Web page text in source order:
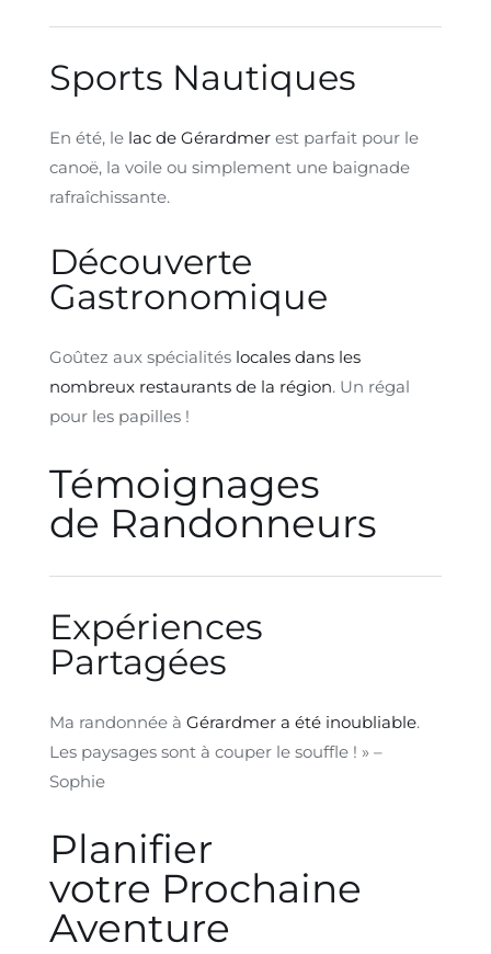
Sports Nautiques
En été, le lac de Gérardmer est parfait pour le
canoë, la voile ou simplement une baignade
rafraîchissante.
Découverte
Gastronomique
Goûtez aux spécialités locales dans les
nombreux restaurants de la région. Un régal
pour les papilles !
Témoignages
de Randonneurs
Expériences
Partagées
Ma randonnée à Gérardmer a été inoubliable.
Les paysages sont à couper le souffle ! » –
Sophie
Planifier
votre Prochaine
Aventure